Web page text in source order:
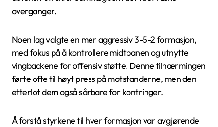
overganger.
Noen lag valgte en mer aggressiv 3-5-2 formasjon,
med fokus på å kontrollere midtbanen og utnytte
vingbackene for offensiv støtte. Denne tilnærmingen
førte ofte til høyt press på motstanderne, men den
etterlot dem også sårbare for kontringer.
Å forstå styrkene til hver formasjon var avgjørende